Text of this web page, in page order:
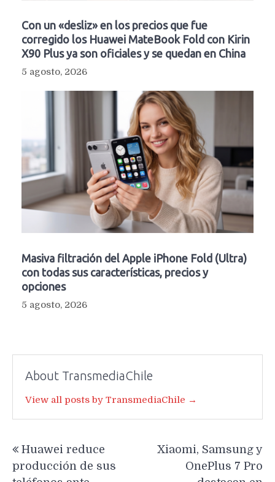
Con un «desliz» en los precios que fue
corregido los Huawei MateBook Fold con Kirin
X90 Plus ya son oficiales y se quedan en China
5 agosto, 2026
Masiva filtración del Apple iPhone Fold (Ultra)
con todas sus características, precios y
opciones
5 agosto, 2026
About TransmediaChile
View all posts by TransmediaChile →
de
Huawei reduce
producción de sus
Xiaomi, Samsung y
OnePlus 7 Pro